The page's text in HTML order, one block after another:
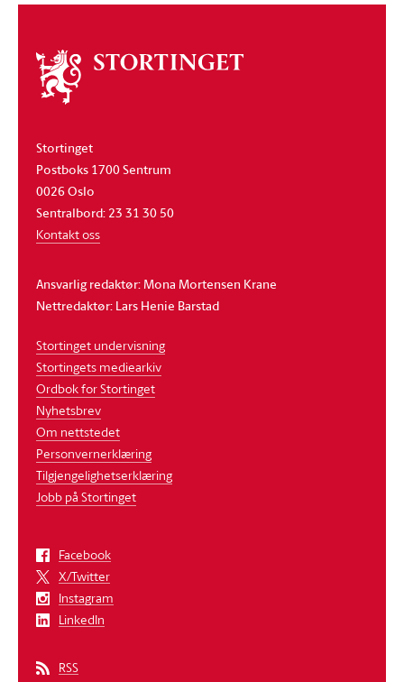
Om
stortinget
Stortinget
Postboks 1700 Sentrum
0026 Oslo
Sentralbord: 23 31 30 50
Kontakt oss
Ansvarlig redaktør: Mona Mortensen Krane
Nettredaktør: Lars Henie Barstad
Stortinget undervisning
Stortingets mediearkiv
Ordbok for Stortinget
Nyhetsbrev
Om nettstedet
Personvernerklæring
Tilgjengelighetserklæring
Jobb på Stortinget
Facebook
X/Twitter
Instagram
LinkedIn
RSS